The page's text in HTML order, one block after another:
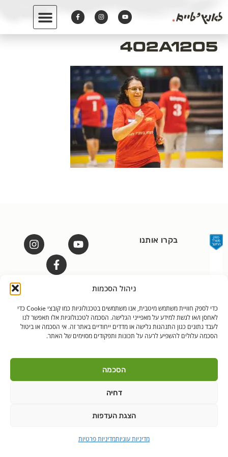
ניהול הסכמות
כדי לספק חוויית משתמש מיטבית, אנו משתמשים בטכנולוגיות כמו קובצי Cookie כדי
לאחסן ו/או לגשת למידע על מאפייני הגלישה. הסכמה לטכנולוגיות אלו תאפשר לנו
לעבד נתונים כגון התנהגות גלישה או מדדים ייחודיים באתר זה. אי הסכמה או ביטול
הסכמה עלולים להשפיע לרעה על תכונות ותפקודים מסוימים של האתר.
הסכמה
דחיה
הצגת העדפות
מדיניות עוגיותמדיניות פרטיות
402A1205
בקרו אותנו
לאנץ' טיים – ארוחות צהריים לילדים | היובלים 11 הוד"ש
© כל הזכויות שמורות לאנץ'
טיים 2021
PushUp | Digital
Marketing